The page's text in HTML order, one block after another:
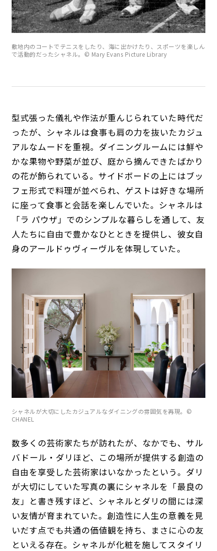
敷地内のコートでテニスをしたり、海に出かけたり、スポーツを楽しん
で活動的だったシャネル。© Mary Evans Picture Library
型式張った儀礼や作法が重んじられていた時代だ
ったが、シャネルは食事も肩の力を抜いたカジュ
アルなムードを重視。ダイニングルームには鮮や
かな果物や野菜が並び、庭から摘んできたばかり
の花が飾られている。サイドボードの上にはブッ
フェ形式で料理が並べられ、ゲストは好きな場所
に座って食事と会話を楽しんでいた。シャネルは
「ラ パウザ」でのシンプルな暮らしを通して、友
人たちに自由で豊かなひとときを提供し、彼女自
身のアールドゥヴィーヴルを体現していた。
シャネルが大切にしたカジュアルなダイニングの雰囲気を再現。©
CHANEL
数多くの芸術家たちが訪れたが、なかでも、サル
バドール・ダリほど、この場所が提供する創造の
自由を享受した芸術家はいなかったという。ダリ
が大切にしていた写真の裏にシャネルを「最良の
友」と書き残すほど、シャネルとダリの間には深
い友情が育まれていた。創造性に人生の意義を見
いだす点でも共通の価値観を持ち、まさに心の友
といえる存在。シャネルが化粧を施してスタイリ